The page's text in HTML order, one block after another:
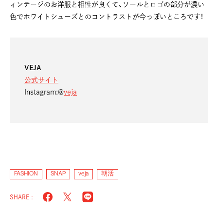
ィンテージのお洋服と相性が良くて、ソールとロゴの部分が濃い
色でホワイトシューズとのコントラストが今っぽいところです！
VEJA
公式サイト
Instagram:@veja
FASHION SNAP veja 朝活
SHARE :